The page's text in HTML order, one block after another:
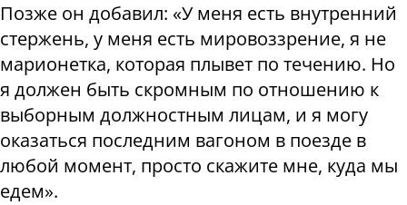
Позже он добавил: «У меня есть внутренний
стержень, у меня есть мировоззрение, я не
марионетка, которая плывет по течению. Но
я должен быть скромным по отношению к
выборным должностным лицам, и я могу
оказаться последним вагоном в поезде в
любой момент, просто скажите мне, куда мы
едем».